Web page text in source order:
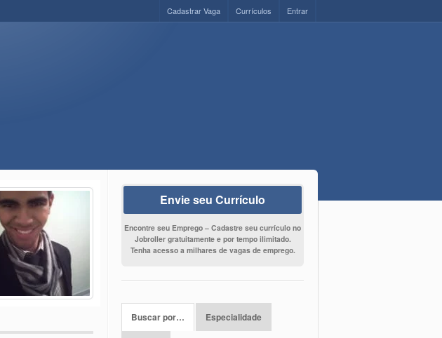
Entrar
Currículos
Cadastrar Vaga
Envie seu Currículo
Encontre seu Emprego – Cadastre seu currículo no
Jobroller gratuitamente e por tempo ilimitado.
Tenha acesso a milhares de vagas de emprego.
Buscar por… Especialidade